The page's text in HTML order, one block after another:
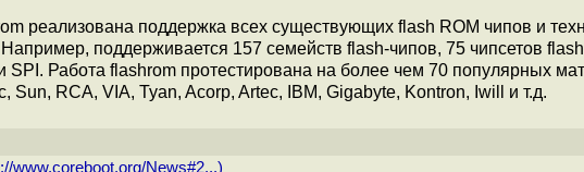
реализована поддержка всех существующих flash ROM чипов и
поддерживается 157 семейств flash-чипов, 75 чипсетов
Работа flashrom протестирована на более чем 70 популярных
Sun, RCA, VIA, Tyan, Acorp, Artec, IBM, Gigabyte, Kontron, Iwill и т.д.
www.coreboot.org/News#2...)